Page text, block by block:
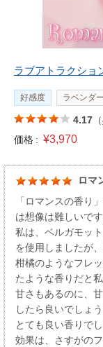
ラブアトラクショ
好感度 ラベンダー
4.17 （
価格 : ¥3,970
ロマ
「ロマンスの香り
は想像は難しいです
私は、ベルガモッ
を使用しましたが
柑橘のようなフレ
たような香りだと
甘さもあるのに、
したら良いでしょう
とても良い香りでし
効果は、さすがの